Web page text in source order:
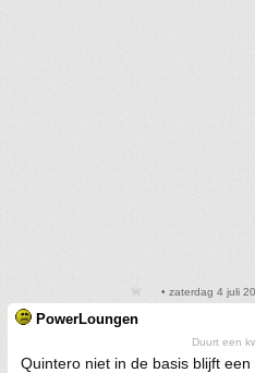
• zaterdag 4 juli
PowerLoungen
Duurt een
Quintero niet in de basis blijft een